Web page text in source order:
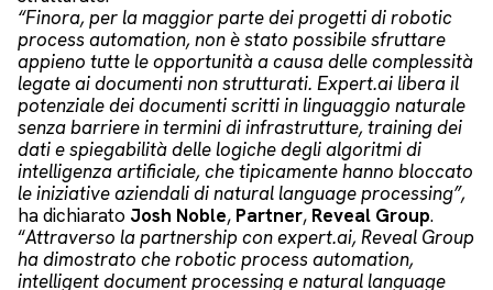
“Finora, per la maggior parte dei progetti di robotic
process automation, non è stato possibile sfruttare
appieno tutte le opportunità a causa delle complessità
legate ai documenti non strutturati. Expert.ai libera il
potenziale dei documenti scritti in linguaggio naturale
senza barriere in termini di infrastrutture, training dei
dati e spiegabilità delle logiche degli algoritmi di
intelligenza artificiale, che tipicamente hanno bloccato
le iniziative aziendali di natural language processing”,
ha dichiarato Josh Noble, Partner, Reveal Group.
“Attraverso la partnership con expert.ai, Reveal Group
ha dimostrato che robotic process automation,
intelligent document processing e natural language